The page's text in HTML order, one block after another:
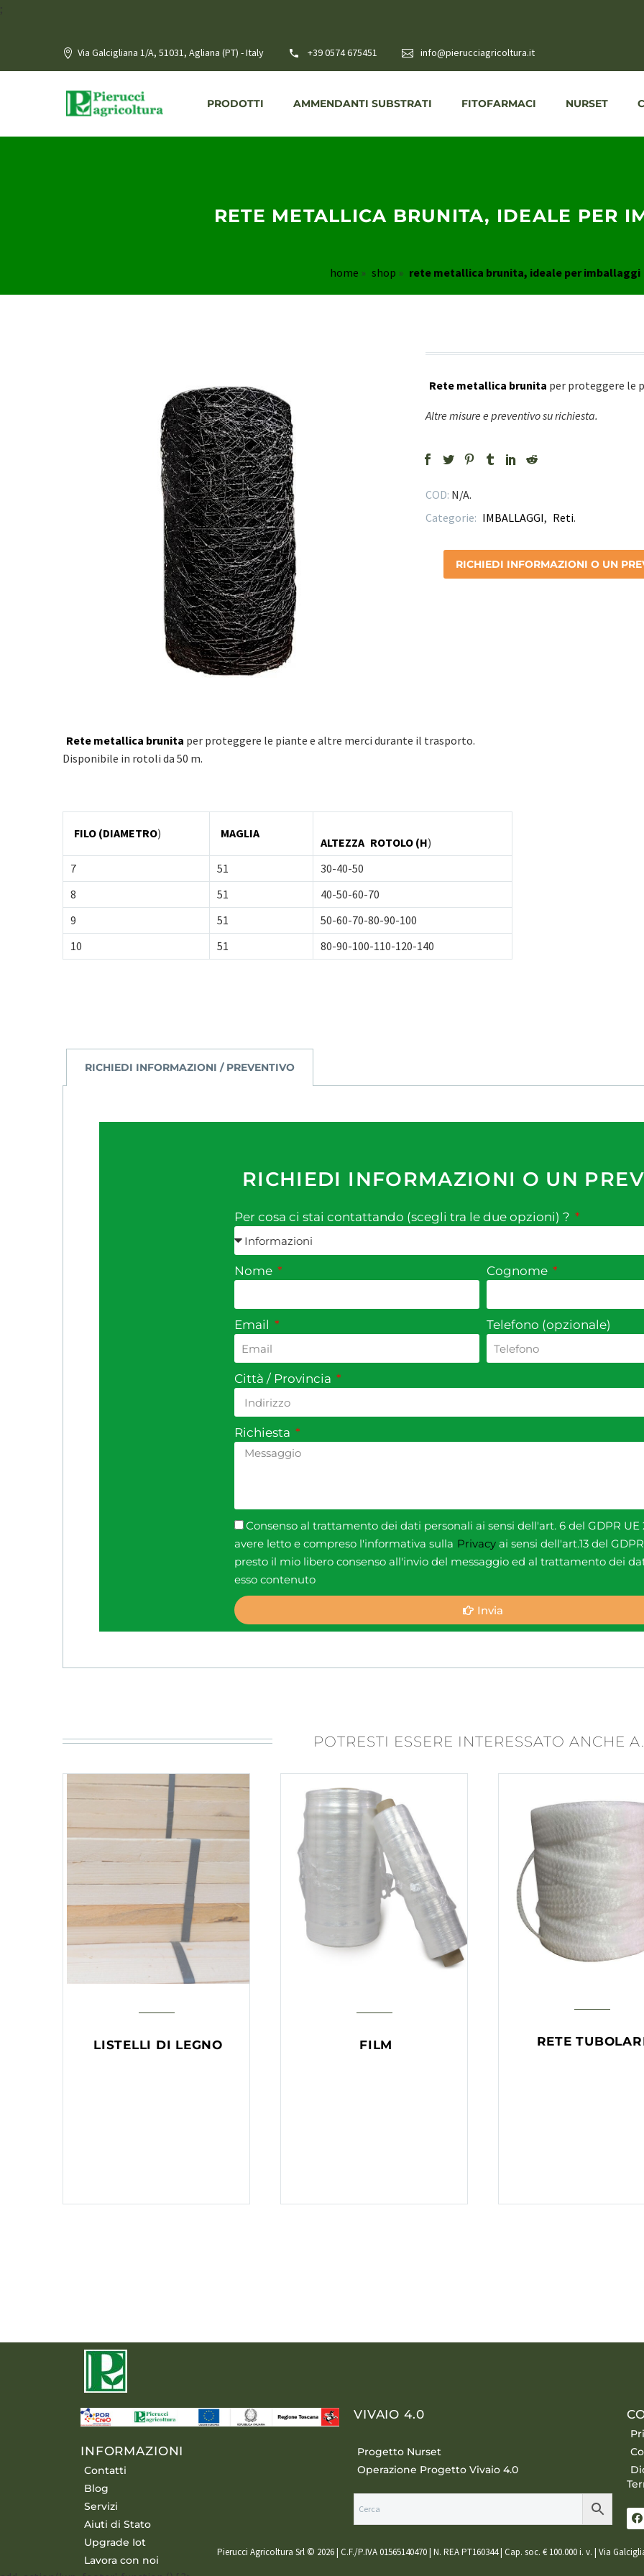
;
Via Galcigliana 1/A, 51031, Agliana (PT) - Italy +39 0574 675451 info@pierucciagricoltura.it
PRODOTTI AMMENDANTI SUBSTRATI FITOFARMACI NURSET
RETE METALLICA BRUNITA, IDEALE PER
home » shop » rete metallica brunita, ideale per imballaggi
Rete metallica brunita per proteggere le
Altre misure e preventivo su richiesta.
COD: N/A.
Categorie: IMBALLAGGI, Reti.
RICHIEDI INFORMAZIONI O UN
Rete metallica brunita per proteggere le piante e altre merci durante il trasporto.
Disponibile in rotoli da 50 m.
FILO (DIAMETRO) MAGLIA
ALTEZZA ROTOLO (H)
7
51
30-40-50
8
51
40-50-60-70
9
51
50-60-70-80-90-100
10
51 80-90-100-110-120-140
RICHIEDI INFORMAZIONI / PREVENTIVO
RICHIEDI INFORMAZIONI O UN
Per cosa ci stai contattando (scegli tra le due opzioni) ?
Nome Cognome
Email Telefono (opzionale)
Città / Provincia
Richiesta
Consenso al trattamento dei dati personali ai sensi dell'art. 6 del GDPR UE
avere letto e compreso l'informativa sulla Privacy ai sensi dell'art.13 del
presto il mio libero consenso all'invio del messaggio ed al trattamento dei
esso contenuto
Invia
POTRESTI ESSERE INTERESSATO ANCHE
LISTELLI DI LEGNO FILM RETE
INFORMAZIONI
Contatti
Blog
Servizi
Aiuti di Stato
Upgrade Iot
Lavora con noi
VIVAIO 4.0
Progetto Nurset
Operazione Progetto Vivaio 4.0
Pierucci Agricoltura Srl © 2026 | C.F./P.IVA 01565140470 | N. REA PT160344 | Cap. soc. € 100.000 i. v. | Via